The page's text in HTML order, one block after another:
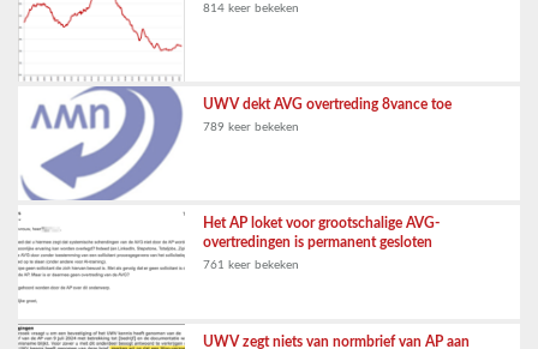
814 keer bekeken
UWV dekt AVG overtreding 8vance toe
789 keer bekeken
Het AP loket voor grootschalige AVG-
overtredingen is permanent gesloten
761 keer bekeken
UWV zegt niets van normbrief van AP aan